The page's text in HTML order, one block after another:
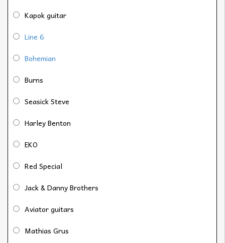
Kapok guitar
Line 6
Bohemian
Burns
Seasick Steve
Harley Benton
EKO
Red Special
Jack & Danny Brothers
Aviator guitars
Mathias Grus